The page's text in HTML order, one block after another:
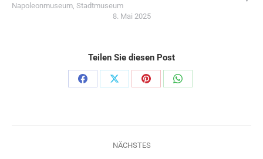
Napoleonmuseum Stadtmuseum
8. Mai 2025
Teilen Sie diesen Post
Share
Share
Share
Share
NÄCHSTES